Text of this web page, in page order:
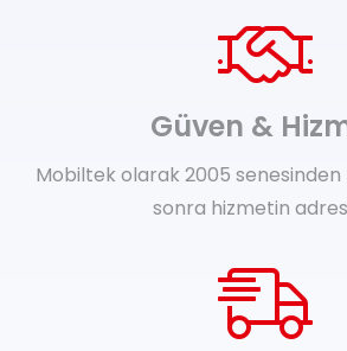
Güven &
Mobiltek olarak 2005
sonra hizmetin